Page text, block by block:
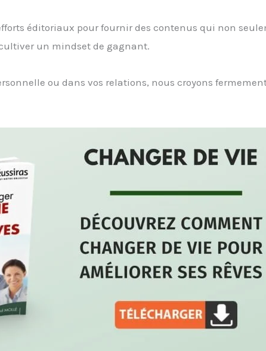
éditoriaux pour fournir des contenus qui non
un mindset de gagnant.
ou dans vos relations, nous croyons